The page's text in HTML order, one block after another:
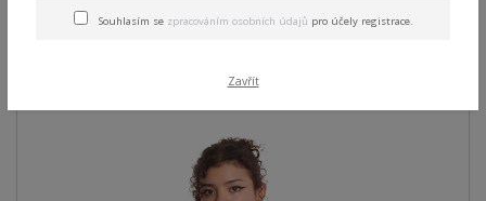
Long Tail T-Shirt black L
Souhlasím se zpracováním osobních údajů pro účely registrace.
Zavřít